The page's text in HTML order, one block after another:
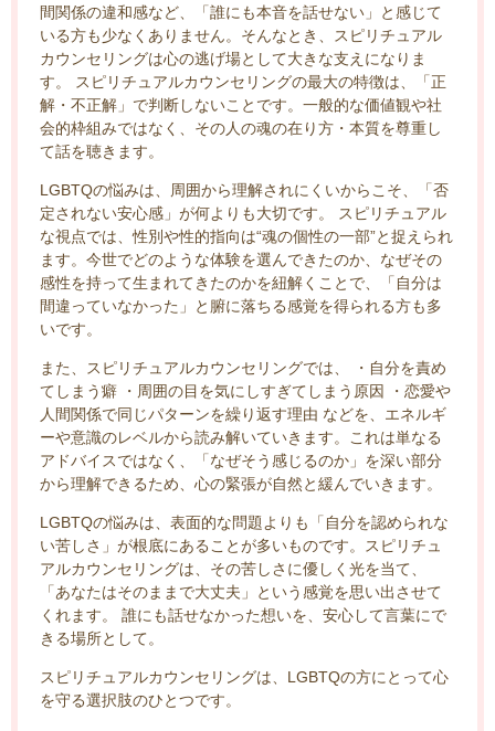
間関係の違和感など、「誰にも本音を話せない」と感じて
いる方も少なくありません。そんなとき、スピリチュアル
カウンセリングは心の逃げ場として大きな支えになりま
す。 スピリチュアルカウンセリングの最大の特徴は、「正
解・不正解」で判断しないことです。一般的な価値観や社
会的枠組みではなく、その人の魂の在り方・本質を尊重し
て話を聴きます。
LGBTQの悩みは、周囲から理解されにくいからこそ、「否
定されない安心感」が何よりも大切です。 スピリチュアル
な視点では、性別や性的指向は“魂の個性の一部”と捉えられ
ます。今世でどのような体験を選んできたのか、なぜその
感性を持って生まれてきたのかを紐解くことで、「自分は
間違っていなかった」と腑に落ちる感覚を得られる方も多
いです。
また、スピリチュアルカウンセリングでは、 ・自分を責め
てしまう癖 ・周囲の目を気にしすぎてしまう原因 ・恋愛や
人間関係で同じパターンを繰り返す理由 などを、エネルギ
ーや意識のレベルから読み解いていきます。これは単なる
アドバイスではなく、「なぜそう感じるのか」を深い部分
から理解できるため、心の緊張が自然と緩んでいきます。
LGBTQの悩みは、表面的な問題よりも「自分を認められな
い苦しさ」が根底にあることが多いものです。スピリチュ
アルカウンセリングは、その苦しさに優しく光を当て、
「あなたはそのままで大丈夫」という感覚を思い出させて
くれます。 誰にも話せなかった想いを、安心して言葉にで
きる場所として。
スピリチュアルカウンセリングは、LGBTQの方にとって心
を守る選択肢のひとつです。